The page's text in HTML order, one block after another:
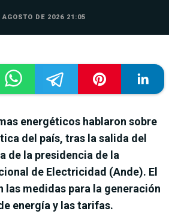
AGOSTO DE 2026 21:05
energéticos hablaron sobre
del país, tras la salida del
de la presidencia de la
de Electricidad (Ande). El
las medidas para la generación
energía y las tarifas.